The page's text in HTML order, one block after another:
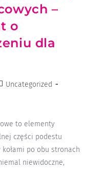
–
o
dla
Uncategorized
to elementy
części podestu
po obu stronach
niewidoczne,